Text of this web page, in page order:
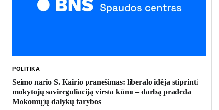
POLITIKA
Seimo nario S. Kairio pranešimas: liberalo idėja stiprinti
mokytojų savireguliaciją virsta kūnu – darbą pradeda
Mokomųjų dalykų tarybos